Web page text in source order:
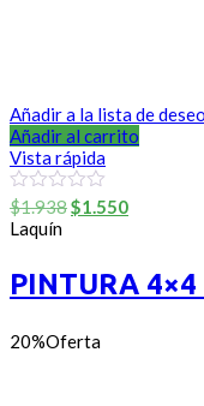
Añadir a la lista de
Añadir al carrito
Vista rápida
0
out
of
$1.938El
era:
$1.938.
$1.550El
es:
$1.550.
Laquín
PINTURA
20%Oferta